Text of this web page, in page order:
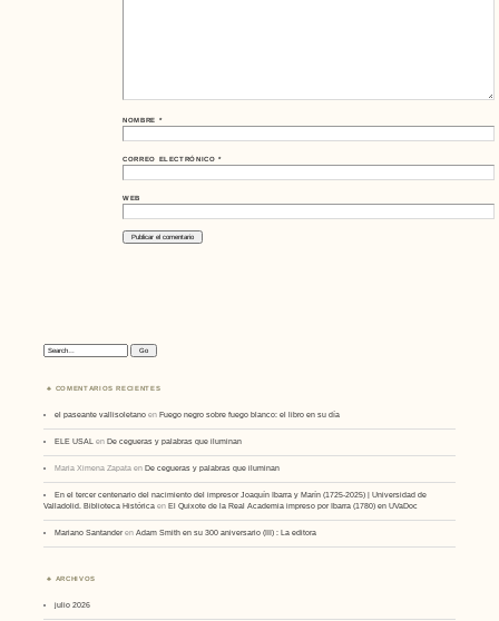
NOMBRE *
CORREO ELECTRÓNICO*
WEB
Search:
COMENTARIOS RECIENTES
el paseante vallisoletano enFuego negro sobre fuego blanco: el libro en su día
ELE USAL enDe cegueras y palabras que iluminan
Maria Ximena Zapata enDe cegueras y palabras que iluminan
En el tercer centenario del nacimiento del impresor Joaquín Ibarra y Marín (1725-2025) | Universidad de
Valladolid. Biblioteca Histórica enEl Quixote de la Real Academia impreso por Ibarra (1780) en UVaDoc
Mariano SantanderenAdam Smith en su 300 aniversario (III) : La editora
ARCHIVOS
julio 2026